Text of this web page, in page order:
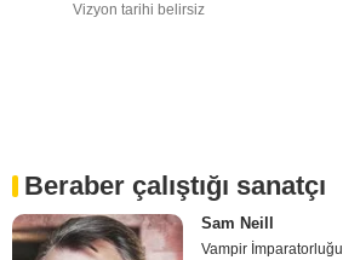
Vizyon tarihi belirsiz
Beraber çalıştığı sanatçı
Sam Neill
Vampir İmparatorluğu